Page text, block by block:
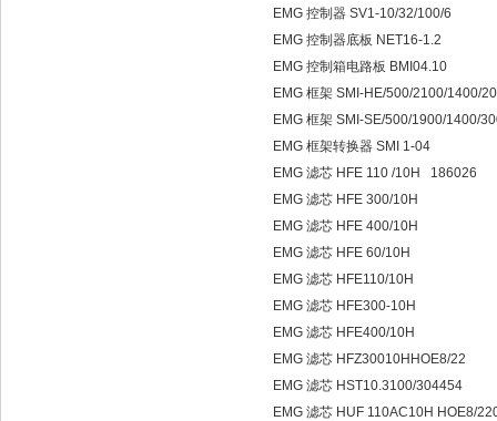
EMG 控制器 SV1-10/32/100/6
EMG 控制器底板 NET16-1.2
EMG 控制箱电路板 BMI04.10
EMG 框架 SMI-HE/500/2100/1400/
EMG 框架 SMI-SE/500/1900/1400/
EMG 框架转换器 SMI 1-04
EMG 滤芯 HFE 110 /10H 186026
EMG 滤芯 HFE 300/10H
EMG 滤芯 HFE 400/10H
EMG 滤芯 HFE 60/10H
EMG 滤芯 HFE110/10H
EMG 滤芯 HFE300-10H
EMG 滤芯 HFE400/10H
EMG 滤芯 HFZ30010HHOE8/22
EMG 滤芯 HST10.3100/304454
EMG 滤芯 HUF 110AC10H HOE8/